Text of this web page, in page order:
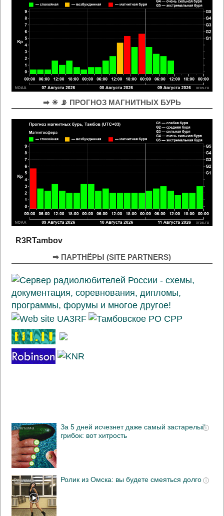
➡ ☀ 📡 ПРОГНОЗ МАГНИТНЫХ БУРЬ
R3RTambov
➡ ПАРТНЁРЫ (SITE PARTNERS)
i
За 5 дней исчезнет даже самый застарелый
грибок: вот хитрость
i
Ролик из Омска: вы будете смеяться долго